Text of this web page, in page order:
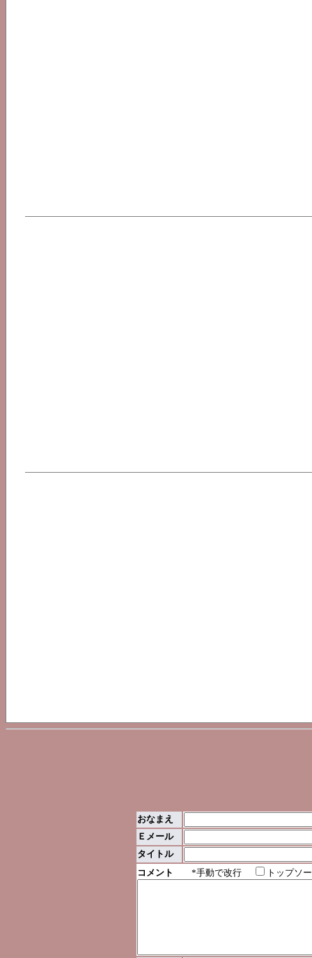
おなまえ
Ｅメール
タイトル
コメント *手動で改行 トップソ